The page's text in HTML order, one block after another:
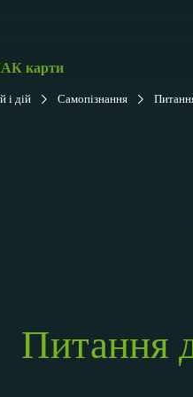
Питання
карти
і дій Самопізнання